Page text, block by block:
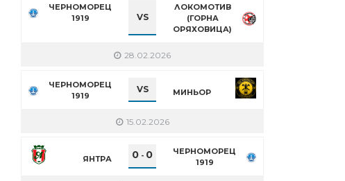
ЧЕРНОМОРЕЦ
1919
VS
ЛОКОМОТИВ
(ГОРНА
ОРЯХОВИЦА)
28.02.2026
ЧЕРНОМОРЕЦ
1919
VS МИНЬОР
15.02.2026
ЯНТРА 0 - 0
ЧЕРНОМОРЕЦ
1919